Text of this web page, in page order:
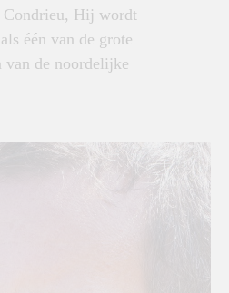
Condrieu, Hij wordt
één van de grote
van de noordelijke